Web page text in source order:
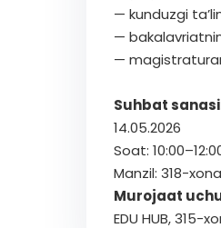
— kunduzgi
—
—
Suhbat
14.05.2026
Soat:
Manzil: 318-xona
Murojaat
EDU HUB, 315-